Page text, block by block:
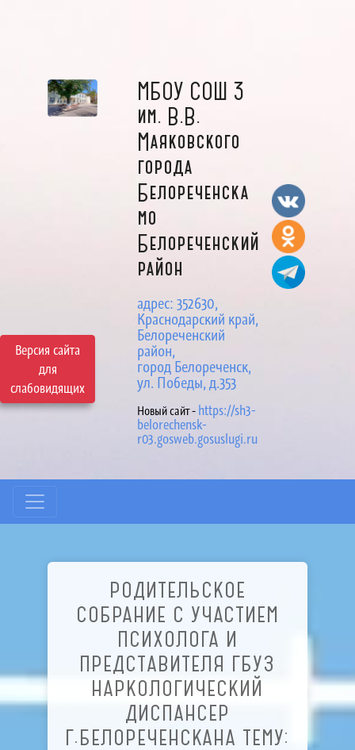
Версия сайта
для
слабовидящих
МБОУ СОШ 3
им. В.В.
Маяковского
города
Белореченска
мо
Белореченский
район
адрес: 352630,
Краснодарский край,
Белореченский
район,
город Белореченск,
ул. Победы, д.353
Новый сайт - https://sh3-
belorechensk-
r03.gosweb.gosuslugi.ru
РОДИТЕЛЬСКОЕ
СОБРАНИЕ С УЧАСТИЕМ
ПСИХОЛОГА И
ПРЕДСТАВИТЕЛЯ ГБУЗ
НАРКОЛОГИЧЕСКИЙ
ДИСПАНСЕР
Г.БЕЛОРЕЧЕНСКАНА ТЕМУ: